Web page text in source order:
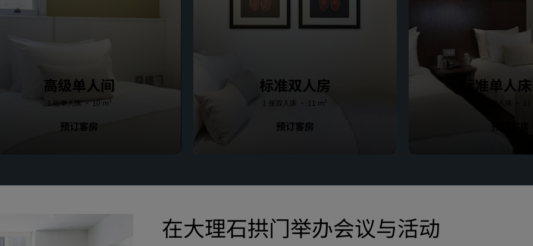
高级单人间
1 张单人床 · 10 m²
预订客房
标准双人房
1 张双人床 · 11 m²
预订客房
标准单人
2 张单人床 ·
在大理石拱门举办会议与活动